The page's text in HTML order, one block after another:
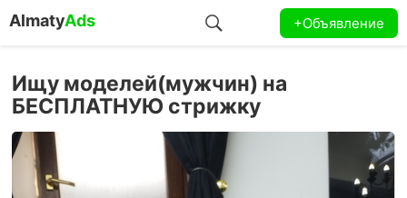
AlmatyAds +Объявление
Ищу моделей(мужчин) на
БЕСПЛАТНУЮ стрижку